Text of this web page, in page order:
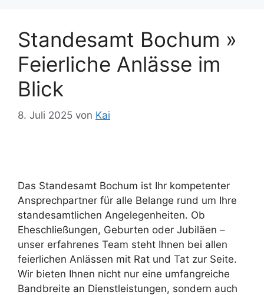
Standesamt Bochum »
Feierliche Anlässe im
Blick
8. Juli 2025 von Kai
Das Standesamt Bochum ist Ihr kompetenter
Ansprechpartner für alle Belange rund um Ihre
standesamtlichen Angelegenheiten. Ob
Eheschließungen, Geburten oder Jubiläen –
unser erfahrenes Team steht Ihnen bei allen
feierlichen Anlässen mit Rat und Tat zur Seite.
Wir bieten Ihnen nicht nur eine umfangreiche
Bandbreite an Dienstleistungen, sondern auch